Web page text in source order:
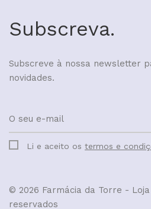
Subscreva.
Subscreve à nossa newsletter
novidades.
Li e aceito os termos e
© 2026 Farmácia da Torre - Loja
reservados